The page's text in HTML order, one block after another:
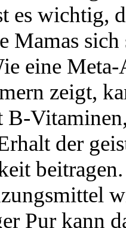
es wichtig,
Mamas
eine
zeigt,
der
Pur kann